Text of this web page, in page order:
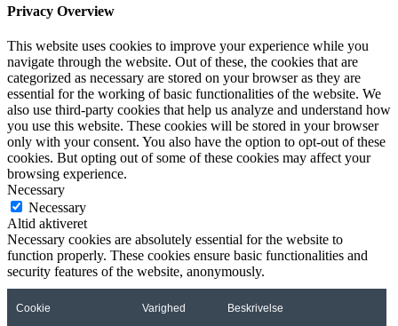
Privacy Overview
This website uses cookies to improve your experience while you
navigate through the website. Out of these, the cookies that are
categorized as necessary are stored on your browser as they are
essential for the working of basic functionalities of the website. We
also use third-party cookies that help us analyze and understand how
you use this website. These cookies will be stored in your browser
only with your consent. You also have the option to opt-out of these
cookies. But opting out of some of these cookies may affect your
browsing experience.
Necessary
Necessary
Altid aktiveret
Necessary cookies are absolutely essential for the website to
function properly. These cookies ensure basic functionalities and
security features of the website, anonymously.
Cookie Varighed Beskrivelse